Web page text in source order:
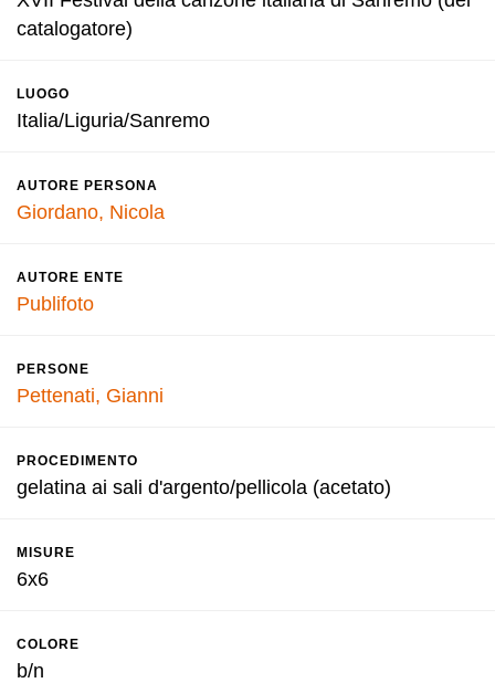
catalogatore)
LUOGO
Italia/Liguria/Sanremo
AUTORE PERSONA
Giordano, Nicola
AUTORE ENTE
Publifoto
PERSONE
Pettenati, Gianni
PROCEDIMENTO
gelatina ai sali d'argento/pellicola (acetato)
MISURE
6x6
COLORE
b/n